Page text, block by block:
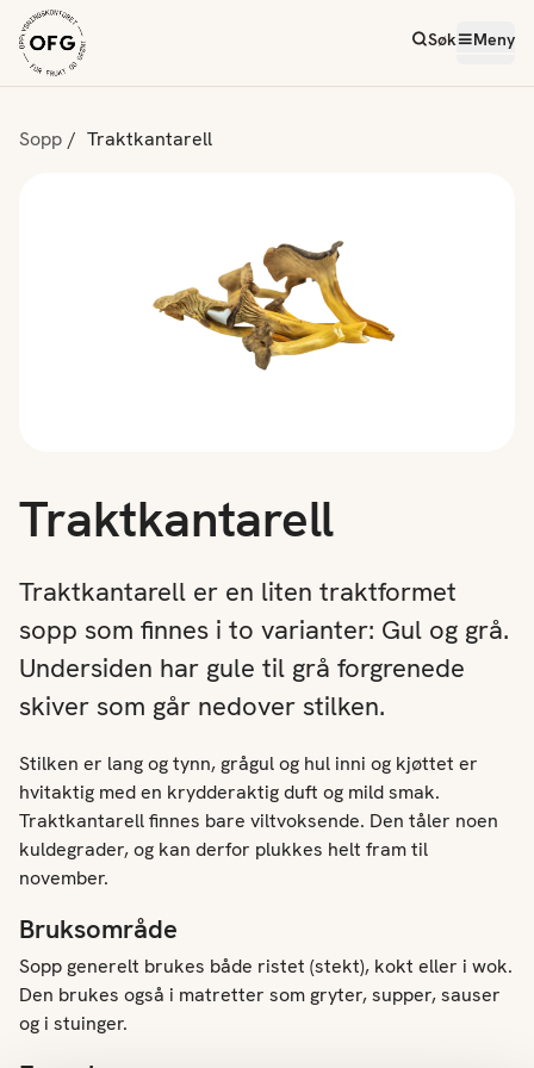
Søk Meny
Sopp Traktkantarell
Traktkantarell
Traktkantarell er en liten traktformet
sopp som finnes i to varianter: Gul og grå.
Undersiden har gule til grå forgrenede
skiver som går nedover stilken.
Stilken er lang og tynn, grågul og hul inni og kjøttet er
hvitaktig med en krydderaktig duft og mild smak.
Traktkantarell finnes bare viltvoksende. Den tåler noen
kuldegrader, og kan derfor plukkes helt fram til
november.
Bruksområde
Sopp generelt brukes både ristet (stekt), kokt eller i wok.
Den brukes også i matretter som gryter, supper, sauser
og i stuinger.